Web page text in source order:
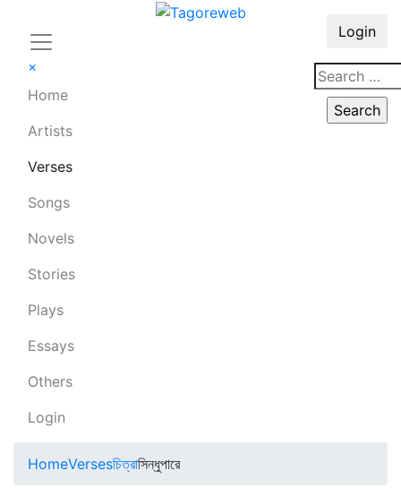
×
Home
Artists
Verses
Songs
Novels
Stories
Plays
Essays
Others
Login
Login
HomeVersesচিত্রাসিন্ধুপারে